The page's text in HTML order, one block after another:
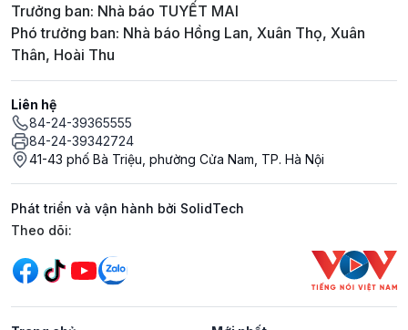
Trưởng ban: Nhà báo TUYẾT MAI
Phó trưởng ban: Nhà báo Hồng Lan, Xuân Thọ, Xuân
Thân, Hoài Thu
Liên hệ
84-24-39365555
84-24-39342724
41-43 phố Bà Triệu, phường Cửa Nam, TP. Hà Nội
Phát triển và vận hành bởi SolidTech
Mạng xã hội
Theo dõi: